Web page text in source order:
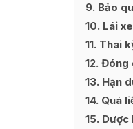
9 Bảo
10 Lái xe
11 Thai
12 Đóng
13 Hạn
14 Quá
15 Dược